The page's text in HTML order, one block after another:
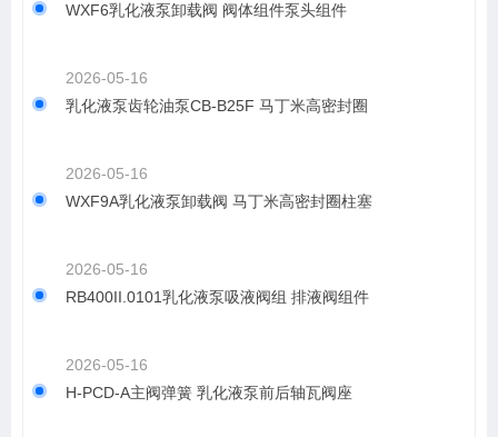
WXF6乳化液泵卸载阀 阀体组件泵头组件
2026-05-16
乳化液泵齿轮油泵CB-B25F 马丁米高密封圈
2026-05-16
WXF9A乳化液泵卸载阀 马丁米高密封圈柱塞
2026-05-16
RB400II.0101乳化液泵吸液阀组 排液阀组件
2026-05-16
H-PCD-A主阀弹簧 乳化液泵前后轴瓦阀座